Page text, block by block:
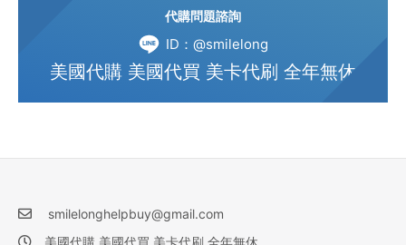
代購問題諮詢
ID：@smilelong
美國代購 美國代買 美卡代刷 全年無休
smilelonghelpbuy@gmail.com
美國代購 美國代買 美卡代刷 全年無休